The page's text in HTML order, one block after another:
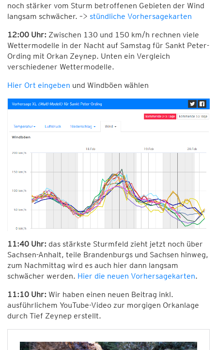
noch stärker vom Sturm betroffenen Gebieten der Wind
langsam schwächer. –> stündliche Vorhersagekarten
12:00 Uhr: Zwischen 130 und 150 km/h rechnen viele
Wettermodelle in der Nacht auf Samstag für Sankt Peter-
Ording mit Orkan Zeynep. Unten ein Vergleich
verschiedener Wettermodelle.
Hier Ort eingeben und Windböen wählen
11:40 Uhr: das stärkste Sturmfeld zieht jetzt noch über
Sachsen-Anhalt, teile Brandenburgs und Sachsen hinweg,
zum Nachmittag wird es auch hier dann langsam
schwächer werden. Hier die neuen Vorhersagekarten.
11:10 Uhr: Wir haben einen neuen Beitrag inkl.
ausführlichem YouTube-Video zur morgigen Orkanlage
durch Tief Zeynep erstellt.